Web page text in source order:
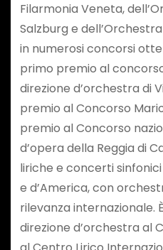
Filarmonia Veneta,
Salzburg e
in numerosi concorsi
primo premio al
direzione d’orchestra di
premio al Concorso
premio al Concorso
d’opera della Reggia di
liriche e concerti sinfonici
e d’America, con
rilevanza internazionale.
direzione d’orchestra al